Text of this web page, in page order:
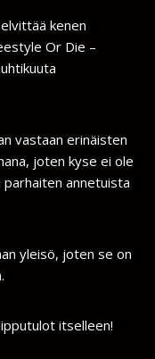
kenen
Or Die –
vastaan erinäisten
joten kyse ei ole
annetuista
yleisö, joten se on
itselleen!